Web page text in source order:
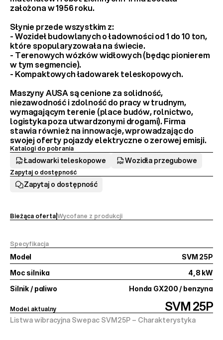
założona w 1956 roku.
Słynie przede wszystkim z:
- Wozideł budowlanych o ładowności od 1 do 10 ton,
które spopularyzowała na świecie.
- Terenowych wózków widłowych (będąc pionierem
w tym segmencie).
- Kompaktowych ładowarek teleskopowych.
Maszyny AUSA są cenione za solidność,
niezawodność i zdolność do pracy w trudnym,
wymagającym terenie (place budów, rolnictwo,
logistyka poza utwardzonymi drogami). Firma
stawia również na innowacje, wprowadzając do
swojej oferty pojazdy elektryczne o zerowej emisji.
Katalogi do pobrania
Ładowarki teleskopowe Wozidła przegubowe
Zapytaj o dostępność
Zapytaj o dostępność
Bieżąca ofertaWycofane z produkcji
Model
SVM 25P
Moc silnika
4,8 kW
Silnik / paliwo
Honda GX200 / benzyna
Specyfikacja
SVM 25P
Model aktualny
Listwa wibracyjna Swepac SVM25P – Charakterystyka